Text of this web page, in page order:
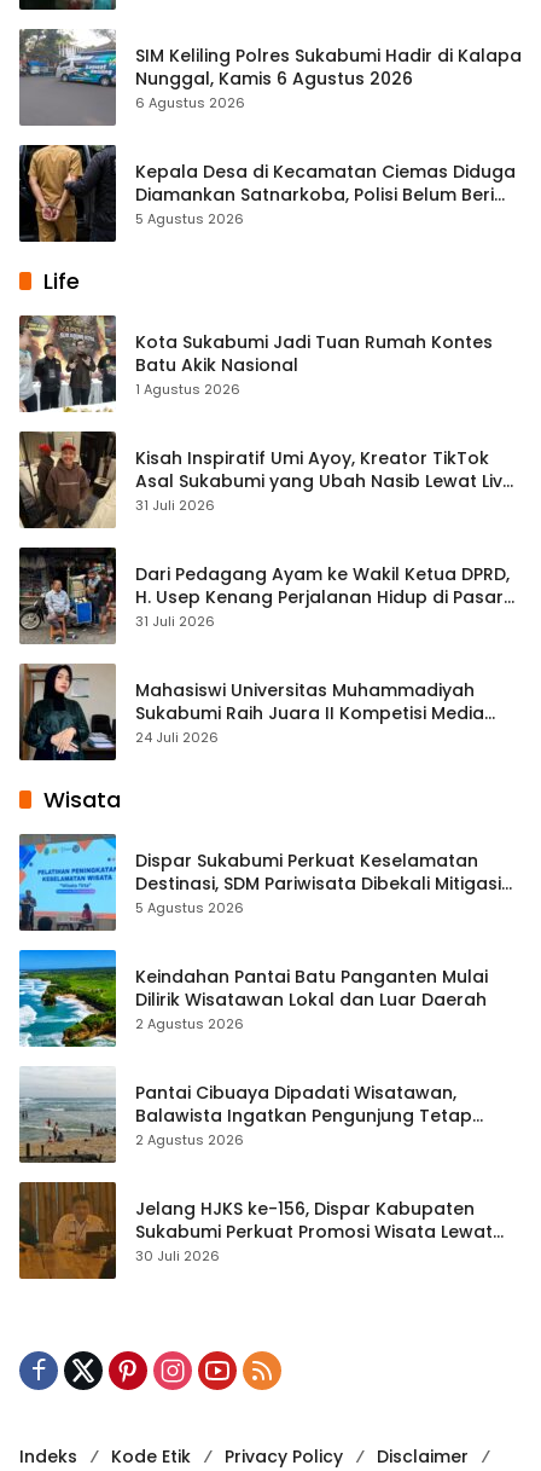
SIM Keliling Polres Sukabumi Hadir di Kalapa
Nunggal, Kamis 6 Agustus 2026
6 Agustus 2026
Kepala Desa di Kecamatan Ciemas Diduga
Diamankan Satnarkoba, Polisi Belum Beri
Penjelasan Resmi
5 Agustus 2026
Life
Kota Sukabumi Jadi Tuan Rumah Kontes
Batu Akik Nasional
1 Agustus 2026
Kisah Inspiratif Umi Ayoy, Kreator TikTok
Asal Sukabumi yang Ubah Nasib Lewat Live
Streaming
31 Juli 2026
Dari Pedagang Ayam ke Wakil Ketua DPRD,
H. Usep Kenang Perjalanan Hidup di Pasar
Cisaat
31 Juli 2026
Mahasiswi Universitas Muhammadiyah
Sukabumi Raih Juara II Kompetisi Media
Pembelajaran Digital Tingkat Internasional
24 Juli 2026
Wisata
Dispar Sukabumi Perkuat Keselamatan
Destinasi, SDM Pariwisata Dibekali Mitigasi
hingga Teknik Evakuasi
5 Agustus 2026
Keindahan Pantai Batu Panganten Mulai
Dilirik Wisatawan Lokal dan Luar Daerah
2 Agustus 2026
Pantai Cibuaya Dipadati Wisatawan,
Balawista Ingatkan Pengunjung Tetap
Waspada
2 Agustus 2026
Jelang HJKS ke-156, Dispar Kabupaten
Sukabumi Perkuat Promosi Wisata Lewat
Publikasi Digital
30 Juli 2026
Indeks Kode Etik Privacy Policy
Disclaimer